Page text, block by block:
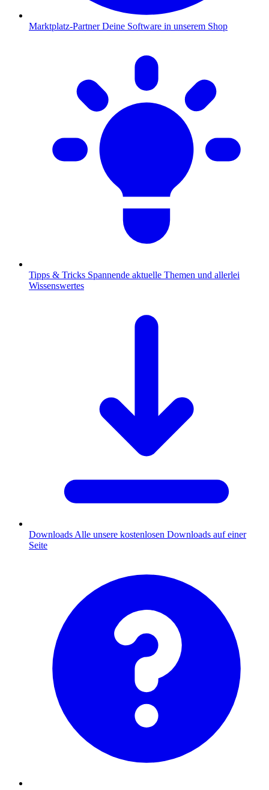
Marktplatz-Partner Deine Software in unserem Shop
Tipps & Tricks Spannende aktuelle Themen und allerlei
Wissenswertes
Downloads Alle unsere kostenlosen Downloads auf einer
Seite